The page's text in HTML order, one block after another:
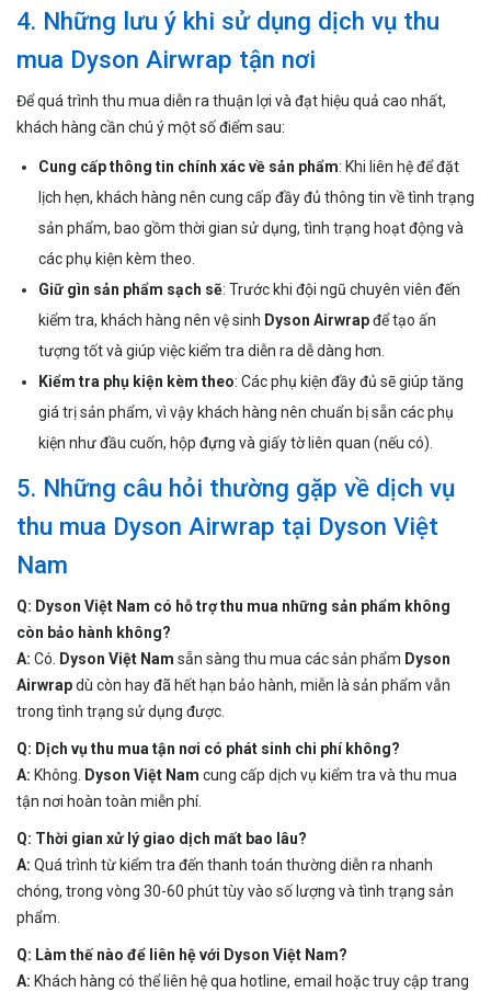
4. Những lưu ý khi sử dụng dịch vụ thu
mua Dyson Airwrap tận nơi
Để quá trình thu mua diễn ra thuận lợi và đạt hiệu quả cao nhất,
khách hàng cần chú ý một số điểm sau:
Cung cấp thông tin chính xác về sản phẩm: Khi liên hệ để đặt
lịch hẹn, khách hàng nên cung cấp đầy đủ thông tin về tình trạng
sản phẩm, bao gồm thời gian sử dụng, tình trạng hoạt động và
các phụ kiện kèm theo.
Giữ gìn sản phẩm sạch sẽ: Trước khi đội ngũ chuyên viên đến
kiểm tra, khách hàng nên vệ sinh Dyson Airwrapđể tạo ấn
tượng tốt và giúp việc kiểm tra diễn ra dễ dàng hơn.
Kiểm tra phụ kiện kèm theo: Các phụ kiện đầy đủ sẽ giúp tăng
giá trị sản phẩm, vì vậy khách hàng nên chuẩn bị sẵn các phụ
kiện như đầu cuốn, hộp đựng và giấy tờ liên quan (nếu có).
5. Những câu hỏi thường gặp về dịch vụ
thu mua Dyson Airwrap tại Dyson Việt
Nam
Q: Dyson Việt Nam có hỗ trợ thu mua những sản phẩm không
còn bảo hành không?
A: Có. Dyson Việt Nam sẵn sàng thu mua các sản phẩm Dyson
Airwrapdù còn hay đã hết hạn bảo hành, miễn là sản phẩm vẫn
trong tình trạng sử dụng được.
Q: Dịch vụ thu mua tận nơi có phát sinh chi phí không?
A: Không. Dyson Việt Nam cung cấp dịch vụ kiểm tra và thu mua
tận nơi hoàn toàn miễn phí.
Q: Thời gian xử lý giao dịch mất bao lâu?
A: Quá trình từ kiểm tra đến thanh toán thường diễn ra nhanh
chóng, trong vòng 30-60 phút tùy vào số lượng và tình trạng sản
phẩm.
Q: Làm thế nào để liên hệ với Dyson Việt Nam?
A: Khách hàng có thể liên hệ qua hotline, email hoặc truy cập trang